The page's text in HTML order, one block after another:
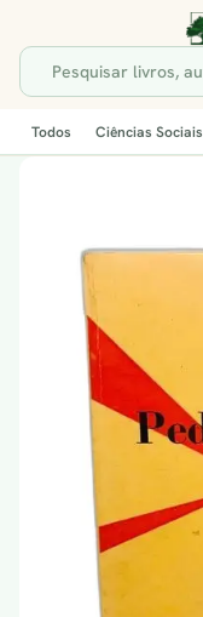
Todos Ciências Sociais